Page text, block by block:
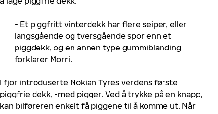
- Et piggfritt vinterdekk har flere seiper, eller
langsgående og tversgående spor enn et
piggdekk, og en annen type gummiblanding,
forklarer Morri.
I fjor introduserte Nokian Tyres verdens første
piggfrie dekk, -med pigger. Ved å trykke på en knapp,
kan bilføreren enkelt få piggene til å komme ut. Når